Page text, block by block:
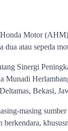
Motor
dua atau sepeda
Sinergi
Munadi
Bekasi,
masing